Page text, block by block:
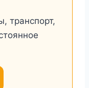
транспорт,